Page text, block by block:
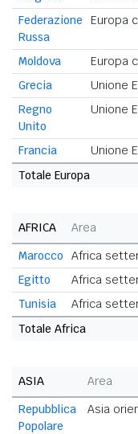
Federazione
Russa
Europa
Moldova Europa
Grecia
Unione
Regno
Unito
Unione
Francia Unione
Totale Europa
AFRICA Area
Marocco
Africa
Egitto
Africa
Tunisia
Africa
Totale Africa
ASIA Area
Repubblica
Popolare
Asia